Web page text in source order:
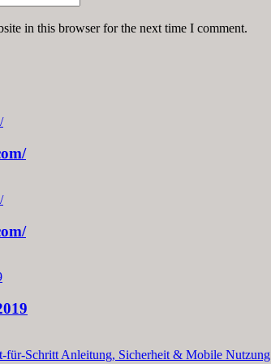
in this browser for the next time I comment.